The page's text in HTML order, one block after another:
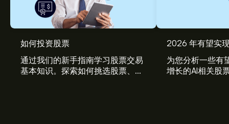
如何投资股票
通过我们的新手指南学习股票交易
基本知识。探索如何挑选股票、管
2026 年有望实
为您分析一些有
增长的AI相关股